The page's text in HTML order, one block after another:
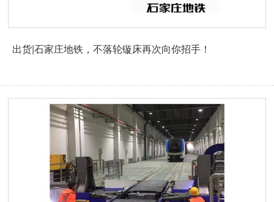
出货|石家庄地铁，不落轮镟床再次向你招手！